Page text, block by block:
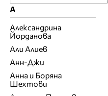
А
Александрина
Йорданова
Али Алиев
Анн-Джи
Анна и Боряна
Шехтови